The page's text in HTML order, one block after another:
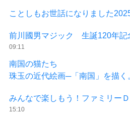
ことしもお世話になりました
前川國男マジック 生誕120年記
09:11
南国の猫たち
珠玉の近代絵画─「南国」を描く
みんなで楽しもう！ファミリーＤ
15:10